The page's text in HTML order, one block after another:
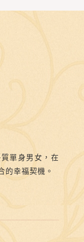
單身男女，在
的幸福契機。